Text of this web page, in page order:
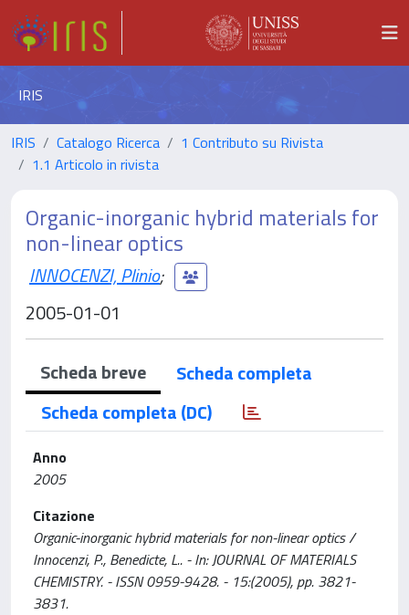
IRIS
IRIS Catalogo Ricerca
1 Contributo su Rivista
1.1 Articolo in rivista
Organic-inorganic hybrid materials for
non-linear optics
INNOCENZI, Plinio;
2005-01-01
Scheda breve
Scheda completa
Scheda completa (DC)
Anno
2005
Citazione
Organic-inorganic hybrid materials for non-linear optics /
Innocenzi, P., Benedicte, L.. - In: JOURNAL OF MATERIALS
CHEMISTRY. - ISSN 0959-9428. - 15:(2005), pp. 3821-
3831.